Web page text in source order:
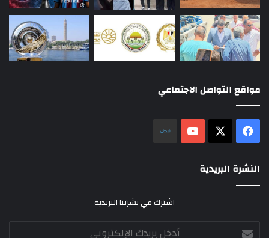
مواقع التواصل الاجتماعي
فيسبوك ‫YouTube
النشرة البريدية
اشترك في نشرتنا البريدية
أدخل